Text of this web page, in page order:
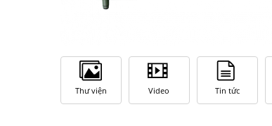
Thư viện Video Tin tức